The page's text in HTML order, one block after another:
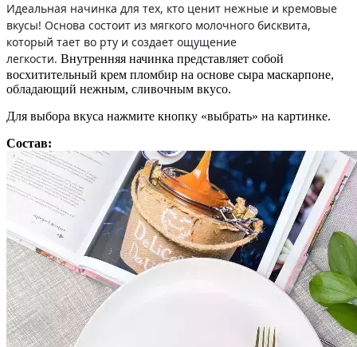
Идеальная начинка для тех, кто ценит нежные и кремовые
вкусы! Основа состоит из мягкого молочного бисквита,
который тает во рту и создает ощущение
легкости. Внутренняя начинка представляет собой
восхитительный крем пломбир на основе сыра маскарпоне,
обладающий нежным, сливочным вкусо.
Для выбора вкуса нажмите кнопку «выбрать» на картинке.
Состав: